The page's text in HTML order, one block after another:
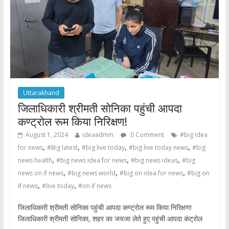
Uttarakhand
जिलाधिकारी श्रीमती सोनिका पहुंची आपदा
कण्ट्रोल रूम किया निरिक्षण!
August 1, 2024 ideaadmin 0 Comment
#big idea
for news, #Big latest, #big live today, #big live today news, #big
news health, #big news idea for news, #big news ideas, #big
news on if news, #big news world, #big on idea for news, #big on
if news, #live today, #on if news
जिलाधिकारी श्रीमती सोनिका पहुंची आपदा कण्ट्रोल रूम किया निरिक्षण!
जिलाधिकारी श्रीमती सोनिका, शहर का जयजा लेते हुए पहुंची आपदा कंट्रोल